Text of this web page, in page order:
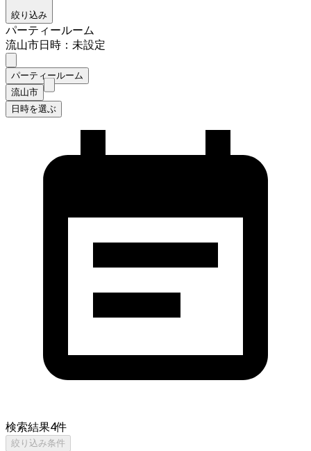
絞り込み
パーティールーム
流山市日時：未設定
パーティールーム
流山市
日時を選ぶ
検索結果4件
絞り込み条件